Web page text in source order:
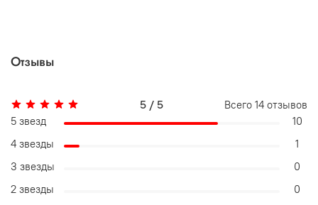
Отзывы
5 / 5 Всего 14 отзывов
5 звезд
10
4 звезды
1
3 звезды
0
2 звезды
0